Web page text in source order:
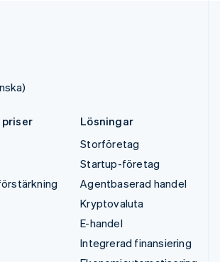
priser
Lösningar
Storföretag
Startup-företag
Agentbaserad handel
Kryptovaluta
E-handel
Integrerad finansiering